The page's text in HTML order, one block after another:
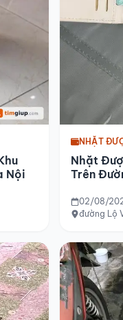
Nội
NHẶT
Nhặt
Trên
02/08/
đường Lộ